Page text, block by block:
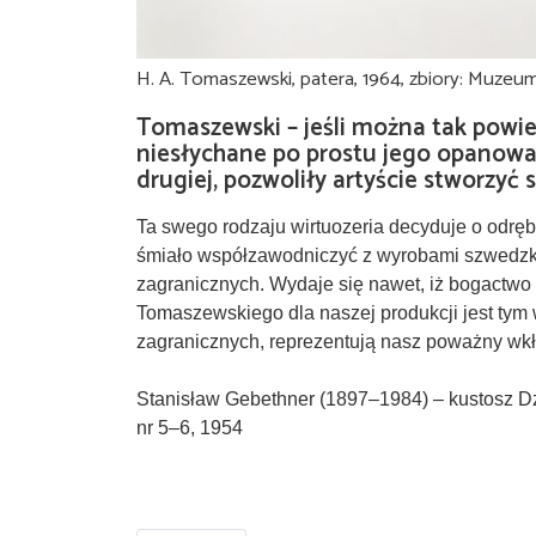
H. A. Tomaszewski, patera, 1964, zbiory:
Tomaszewski – jeśli można tak
niesłychane po prostu jego
drugiej, pozwoliły artyście
Ta swego rodzaju wirtuozeria decyduje o
śmiało współzawodniczyć z wyrobami
zagranicznych. Wydaje się nawet, iż
Tomaszewskiego dla naszej produkcji jest
zagranicznych, reprezentują nasz poważny
Stanisław Gebethner (1897–1984) – kustosz
nr 5–6, 1954